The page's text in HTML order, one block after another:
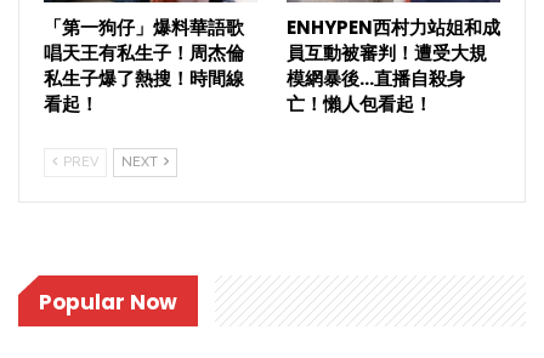
「第一狗仔」爆料華語歌
唱天王有私生子！周杰倫
私生子爆了熱搜！時間線
看起！
ENHYPEN西村力站姐和成
員互動被審判！遭受大規
模網暴後…直播自殺身
亡！懶人包看起！
PREV NEXT
Popular Now